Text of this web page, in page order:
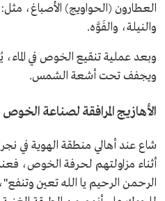
العطارون (الحواويج) الأصباغ،
والنيلة، والفَوَّه.
وبعد عملية تنقيع الخوص في
ويجفف تحت أشعة الشمس.
الأهازيج المرافقة لصناعة الخوص
شاع عند أهالي منطقة الهوية في
أثناء مزاولتهم لحرفة الخوص،
الرحمن الرحيم يا الله تعين